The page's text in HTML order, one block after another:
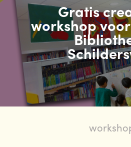
Gratis
workshop